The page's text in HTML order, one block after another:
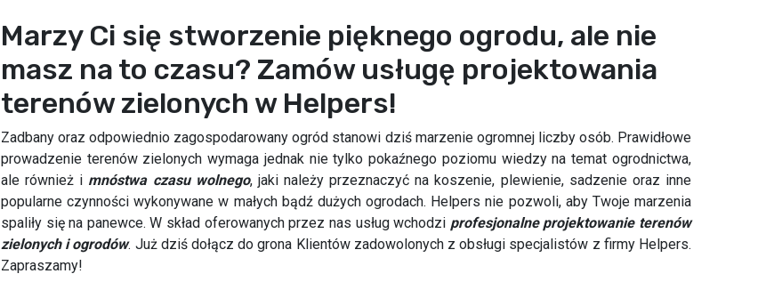
Marzy Ci się stworzenie pięknego ogrodu, ale nie
masz na to czasu? Zamów usługę projektowania
terenów zielonych w Helpers!
Zadbany oraz odpowiednio zagospodarowany ogród stanowi dziś marzenie ogromnej liczby osób. Prawidłowe
prowadzenie terenów zielonych wymaga jednak nie tylko pokaźnego poziomu wiedzy na temat ogrodnictwa,
ale również i mnóstwa czasu wolnego, jaki należy przeznaczyć na koszenie, plewienie, sadzenie oraz inne
popularne czynności wykonywane w małych bądź dużych ogrodach. Helpers nie pozwoli, aby Twoje marzenia
spaliły się na panewce. W skład oferowanych przez nas usług wchodzi profesjonalne projektowanie terenów
zielonych i ogrodów. Już dziś dołącz do grona Klientów zadowolonych z obsługi specjalistów z firmy Helpers.
Zapraszamy!